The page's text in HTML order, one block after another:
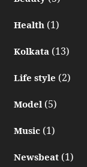
Health(1)
Kolkata(13)
Life style (2)
Model(5)
Music(1)
Newsbeat(1)